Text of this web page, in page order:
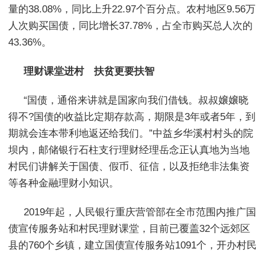
量的38.08%，同比上升22.97个百分点。农村地区9.56万
人次购买国债，同比增长37.78%，占全市购买总人次的
43.36%。
理财课堂进村 扶贫更要扶智
“国债，通俗来讲就是国家向我们借钱。叔叔嬢嬢晓
得不?国债的收益比定期存款高，期限是3年或者5年，到
期就会连本带利地返还给我们。”中益乡华溪村村头的院
坝内，邮储银行石柱支行理财经理岳念正认真地为当地
村民们讲解关于国债、假币、征信，以及拒绝非法集资
等各种金融理财小知识。
2019年起，人民银行重庆营管部在全市范围内推广国
债宣传服务站和村民理财课堂，目前已覆盖32个远郊区
县的760个乡镇，建立国债宣传服务站1091个，开办村民